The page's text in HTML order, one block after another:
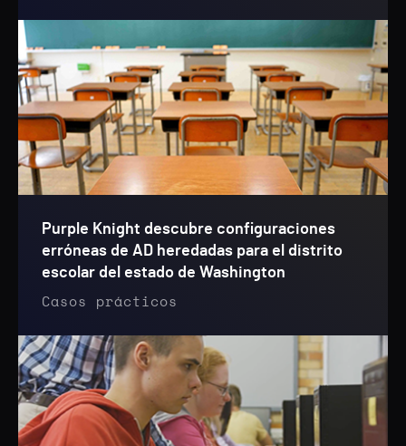
Purple Knight descubre configuraciones
erróneas de AD heredadas para el distrito
escolar del estado de Washington
Casos prácticos